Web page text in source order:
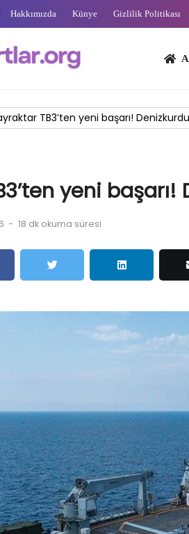
Hakkımızda Künye Gizlilik Politikası
Anasayfa
TB3’ten yeni başarı!
yeni
- 18 dk okuma süresi